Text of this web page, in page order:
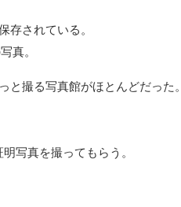
されている。
真。
撮る写真館がほとんどだった。
写真を撮ってもらう。